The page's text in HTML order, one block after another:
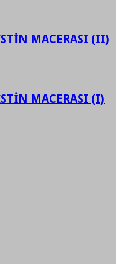
MACERASI (II)
MACERASI (I)